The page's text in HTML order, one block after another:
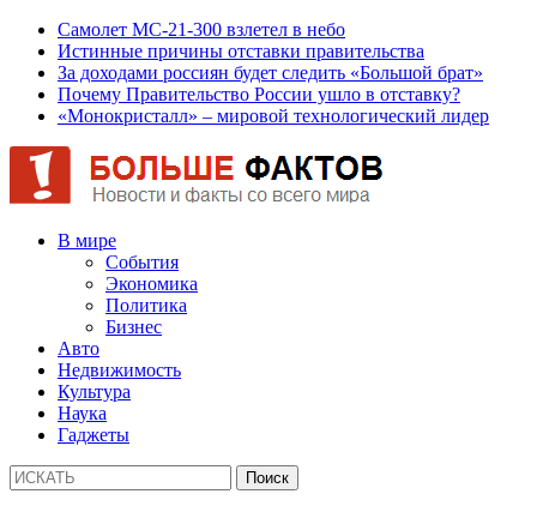
Самолет МС-21-300 взлетел в небо
Истинные причины отставки правительства
За доходами россиян будет следить «Большой брат»
Почему Правительство России ушло в отставку?
«Монокристалл» – мировой технологический лидер
В мире
События
Экономика
Политика
Бизнес
Авто
Недвижимость
Культура
Наука
Гаджеты